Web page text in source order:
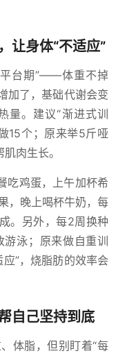
让身体“不适应”
台期”——体重不掉
加了，基础代谢会变
量。建议“渐进式训
15个；原来举5斤哑
肉生长。
吃鸡蛋，上午加杯希
，晚上喝杯牛奶，每
。另外，每2周换种
泳；原来做自重训
”，烧脂肪的效率会
自己坚持到底
体脂，但别盯着“每